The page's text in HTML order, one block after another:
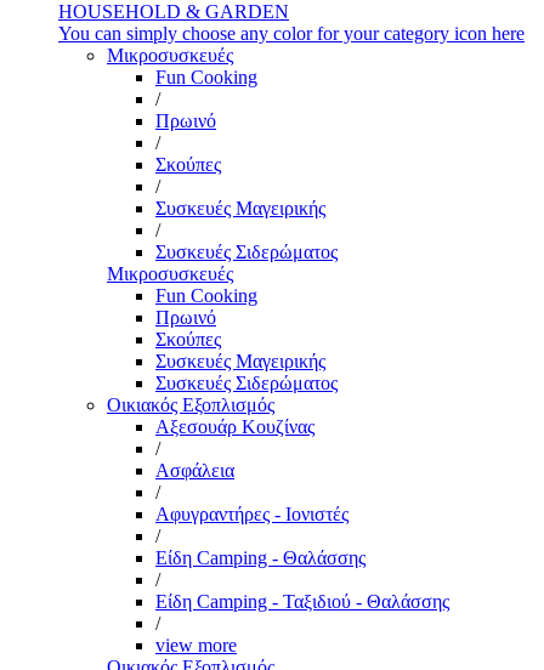
HOUSEHOLD & GARDEN
You can simply choose any color for your category icon here
Μικροσυσκευές
Fun Cooking
/
Πρωινό
/
Σκούπες
/
Συσκευές Μαγειρικής
/
Συσκευές Σιδερώματος
Μικροσυσκευές
Fun Cooking
Πρωινό
Σκούπες
Συσκευές Μαγειρικής
Συσκευές Σιδερώματος
Οικιακός Εξοπλισμός
Αξεσουάρ Κουζίνας
/
Ασφάλεια
/
Αφυγραντήρες - Ιονιστές
/
Είδη Camping - Θαλάσσης
/
Είδη Camping - Ταξιδιού - Θαλάσσης
/
view more